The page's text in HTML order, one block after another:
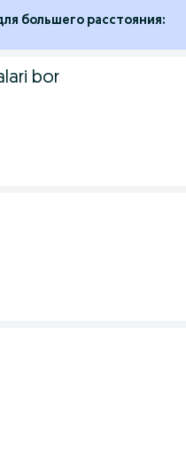
большего расстояния:
bor